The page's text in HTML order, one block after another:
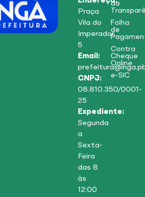
Praça
Vila do
Imperador,
5
Email:
CNPJ:
08.810.350/0001-
25
Expediente:
Segunda
a
Sexta-
Feira
das 8
às
12:00
da
Folha
de
Contra
Cheque
Online
e-SIC